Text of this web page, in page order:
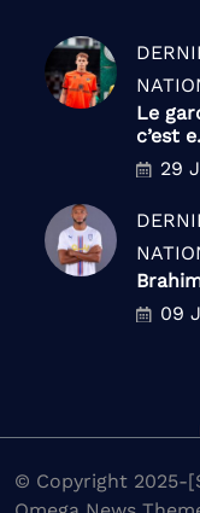
Le
c’est
29
09
© Copyright 2025-